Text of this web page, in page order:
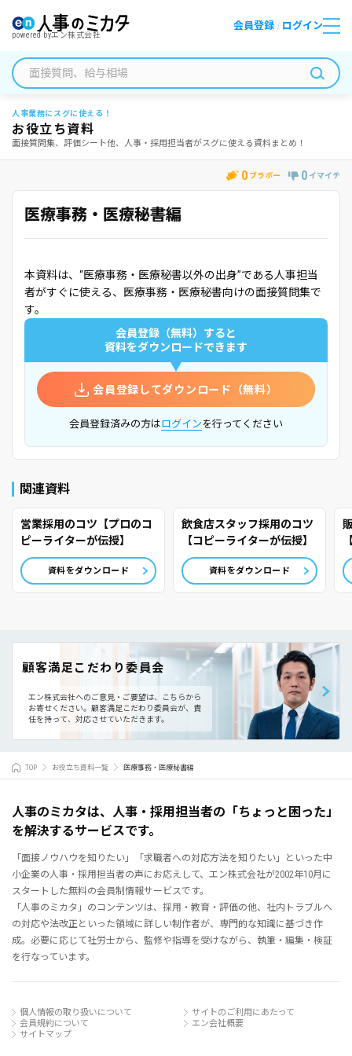
powered byエン株式会社
会員登録 / ログイン
人事業務にスグに使える！
お役立ち資料
面接質問集、評価シート他、人事・採用担当者がスグに使える資料まとめ！
0 ブラボー 0 イマイチ
医療事務・医療秘書編
本資料は、“医療事務・医療秘書以外の出身”である人事担当
者がすぐに使える、医療事務・医療秘書向けの面接質問集で
す。
会員登録（無料）すると
資料をダウンロードできます
会員登録してダウンロード（無料）
会員登録済みの方はログインを行ってください
関連資料
営業採用のコツ【プロのコ
ピーライターが伝授】
資料をダウンロード
飲食店スタッフ採用のコツ
【コピーライターが伝授】
資料をダウンロード
顧客満足こだわり委員会
エン株式会社へのご意見・ご要望は、こちらから
お寄せください。 顧客満足こだわり委員会が、責
任を持って、対応させていただきます。
TOP お役立ち資料一覧 医療事務・医療秘書編
人事のミカタは、人事・採用担当者の「ちょっと困った」
を解決するサービスです。
「面接ノウハウを知りたい」「求職者への対応方法を知りたい」といった中
小企業の人事・採用担当者の声にお応えして、エン株式会社が2002年10月に
スタートした無料の会員制情報サービスです。
「人事のミカタ」のコンテンツは、採用・教育・評価の他、社内トラブルへ
の対応や法改正といった領域に詳しい制作者が、専門的な知識に基づき作
成。必要に応じて社労士から、監修や指導を受けながら、執筆・編集・検証
を行なっています。
個人情報の取り扱いについて
サイトのご利用にあたって
会員規約について
エン会社概要
サイトマップ